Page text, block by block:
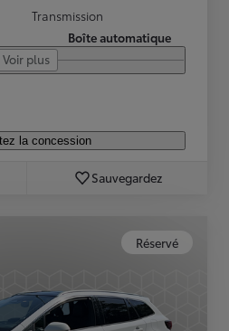
Transmission
Boîte automatique
Voir plus
la concession
Sauvegardez
Réservé